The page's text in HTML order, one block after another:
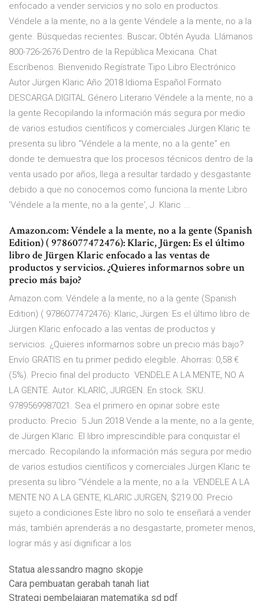
enfocado a vender servicios y no solo en productos.
Véndele a la mente, no a la gente Véndele a la mente, no a la
gente. Búsquedas recientes. Buscar; Obtén Ayuda. Llámanos
800-726-2676 Dentro de la República Mexicana. Chat
Escríbenos. Bienvenido Regístrate Tipo Libro Electrónico
Autor Jürgen Klaric Año 2018 Idioma Español Formato
DESCARGA DIGITAL Género Literario Véndele a la mente, no a
la gente Recopilando la información más segura por medio
de varios estudios científicos y comerciales Jürgen Klaric te
presenta su libro “Véndele a la mente, no a la gente” en
donde te demuestra que los procesos técnicos dentro de la
venta usado por años, llega a resultar tardado y desgastante
debido a que no conocemos como funciona la mente Libro
'Véndele a la mente, no a la gente', J. Klaric ...
Amazon.com: Véndele a la mente, no a la gente (Spanish
Edition) ( 9786077472476): Klaric, Jürgen: Es el último
libro de Jürgen Klaric enfocado a las ventas de
productos y servicios. ¿Quieres informarnos sobre un
precio más bajo?
Amazon.com: Véndele a la mente, no a la gente (Spanish
Edition) ( 9786077472476): Klaric, Jürgen: Es el último libro de
Jürgen Klaric enfocado a las ventas de productos y
servicios. ¿Quieres informarnos sobre un precio más bajo?
Envío GRATIS en tu primer pedido elegible. Ahorras: 0,58 €
(5%). Precio final del producto VENDELE A LA MENTE, NO A
LA GENTE. Autor. KLARIC, JURGEN. En stock. SKU.
9789569987021. Sea el primero en opinar sobre este
producto. Precio 5 Jun 2018 Vende a la mente, no a la gente,
de Jürgen Klaric. El libro imprescindible para conquistar el
mercado. Recopilando la información más segura por medio
de varios estudios científicos y comerciales Jürgen Klaric te
presenta su libro “Véndele a la mente, no a la VENDELE A LA
MENTE NO A LA GENTE, KLARIC JURGEN, $219.00. Precio
sujeto a condiciones Este libro no solo te enseñará a vender
más, también aprenderás a no desgastarte, prometer menos,
lograr más y así dignificar a los
Statua alessandro magno skopje
Cara pembuatan gerabah tanah liat
Strategi pembelajaran matematika sd pdf